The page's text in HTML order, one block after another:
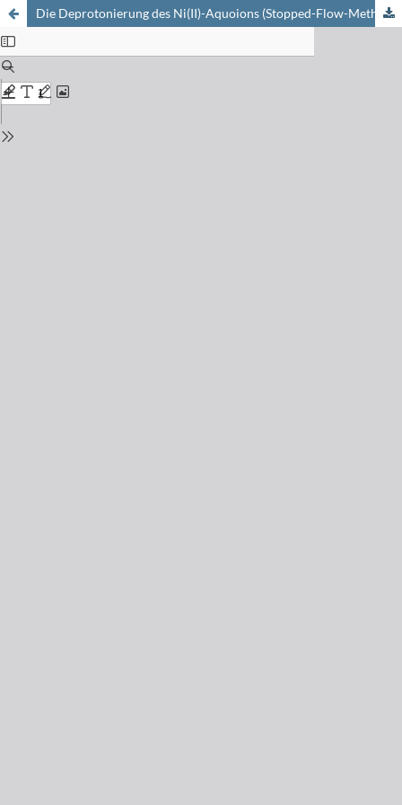
Die Deprotonierung des Ni(II)-Aquoions (Stopped-Flow-Methode)